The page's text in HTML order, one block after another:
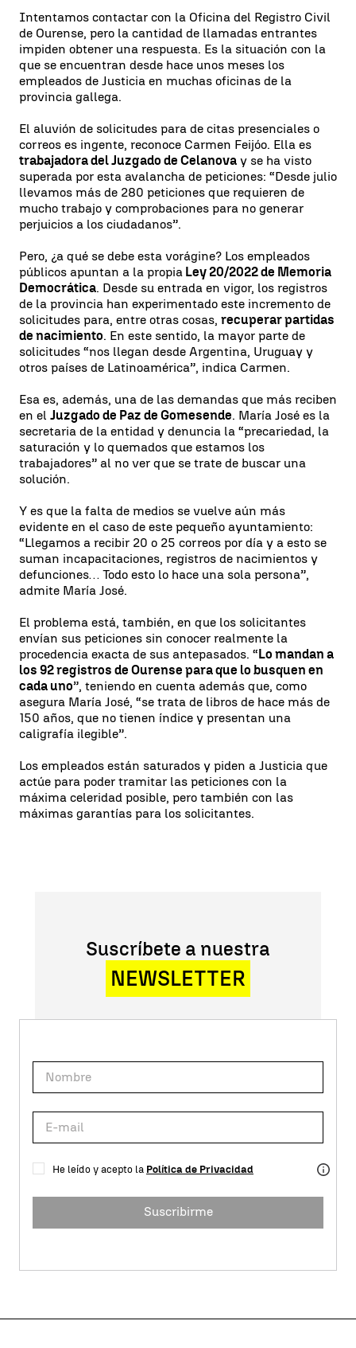
Intentamos contactar con la Oficina del Registro Civil
de Ourense, pero la cantidad de llamadas entrantes
impiden obtener una respuesta. Es la situación con la
que se encuentran desde hace unos meses los
empleados de Justicia en muchas oficinas de la
provincia gallega.
El aluvión de solicitudes para de citas presenciales o
correos es ingente, reconoce Carmen Feijóo. Ella es
trabajadora del Juzgado de Celanova y se ha visto
superada por esta avalancha de peticiones: “Desde julio
llevamos más de 280 peticiones que requieren de
mucho trabajo y comprobaciones para no generar
perjuicios a los ciudadanos”.
Pero, ¿a qué se debe esta vorágine? Los empleados
públicos apuntan a la propia Ley 20/2022 de Memoria
Democrática. Desde su entrada en vigor, los registros
de la provincia han experimentado este incremento de
solicitudes para, entre otras cosas, recuperar partidas
de nacimiento. En este sentido, la mayor parte de
solicitudes “nos llegan desde Argentina, Uruguay y
otros países de Latinoamérica”, indica Carmen.
Esa es, además, una de las demandas que más reciben
en el Juzgado de Paz de Gomesende. María José es la
secretaria de la entidad y denuncia la “precariedad, la
saturación y lo quemados que estamos los
trabajadores” al no ver que se trate de buscar una
solución.
Y es que la falta de medios se vuelve aún más
evidente en el caso de este pequeño ayuntamiento:
“Llegamos a recibir 20 o 25 correos por día y a esto se
suman incapacitaciones, registros de nacimientos y
defunciones… Todo esto lo hace una sola persona”,
admite María José.
El problema está, también, en que los solicitantes
envían sus peticiones sin conocer realmente la
procedencia exacta de sus antepasados. “Lo mandan a
los 92 registros de Ourense para que lo busquen en
cada uno”, teniendo en cuenta además que, como
asegura María José, “se trata de libros de hace más de
150 años, que no tienen índice y presentan una
caligrafía ilegible”.
Los empleados están saturados y piden a Justicia que
actúe para poder tramitar las peticiones con la
máxima celeridad posible, pero también con las
máximas garantías para los solicitantes.
Suscríbete a nuestra
NEWSLETTER
He leído y acepto la Política de Privacidad
Suscribirme